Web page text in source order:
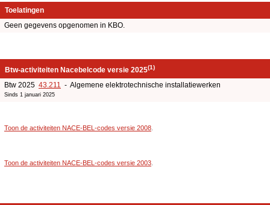
Toelatingen
Geen gegevens opgenomen in KBO.
Btw-activiteiten Nacebelcode versie 2025(1)
Btw 2025 43.211 - Algemene elektrotechnische installatiewerken
Sinds 1 januari 2025
Toon de activiteiten NACE-BEL-codes versie 2008
Toon de activiteiten NACE-BEL-codes versie 2003